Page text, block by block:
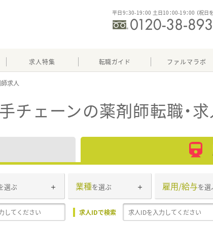
平日9：30-19：00 土日10：00-19：00 （祝日
求人特集 転職ガイド ファルマラボ
チェーンの薬剤師転職・
選ぶ 業種を選ぶ 雇用/給与を選
求人IDで検索